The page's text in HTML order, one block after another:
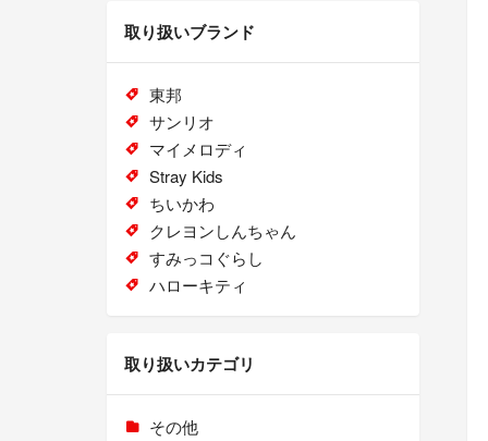
取り扱いブランド
東邦
サンリオ
マイメロディ
Stray Kids
ちいかわ
クレヨンしんちゃん
すみっコぐらし
ハローキティ
取り扱いカテゴリ
その他